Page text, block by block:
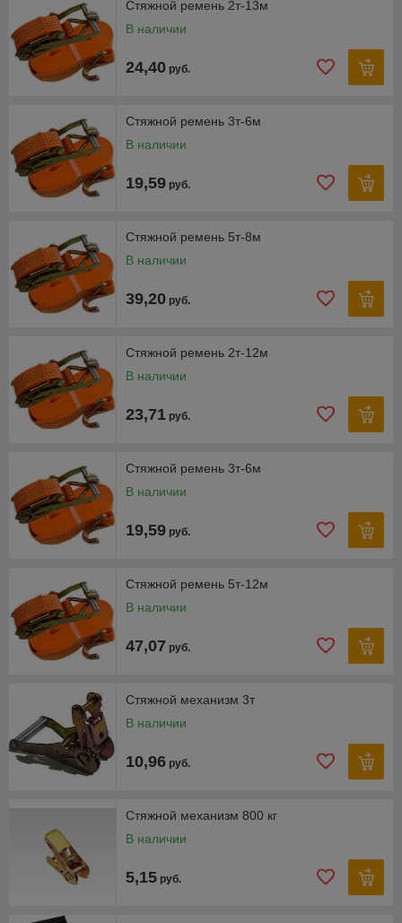
Стяжной ремень 2т-13м
В наличии
24,40 руб.
Стяжной ремень 3т-6м
В наличии
19,59 руб.
Стяжной ремень 5т-8м
В наличии
39,20 руб.
Стяжной ремень 2т-12м
В наличии
23,71 руб.
Стяжной ремень 3т-6м
В наличии
19,59 руб.
Стяжной ремень 5т-12м
В наличии
47,07 руб.
Стяжной механизм 3т
В наличии
10,96 руб.
Стяжной механизм 800 кг
В наличии
5,15 руб.